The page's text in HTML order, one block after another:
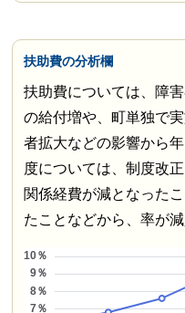
扶助費の分析欄
扶助費については、障
の給付増や、町単独で
者拡大などの影響から
度については、制度改
関係経費が減となった
たことなどから、率が減